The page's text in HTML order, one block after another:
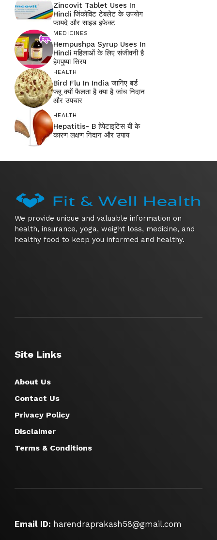
Zincovit Tablet Uses In
Hindi जिंकोविट टेबलेट के उपयोग
फायदे और साइड इफेक्ट
MEDICINES
Hempushpa Syrup Uses In
Hindi महिलाओं के लिए संजीवनी है
हेमपुष्पा सिरप
HEALTH
Bird Flu In India जानिए बर्ड
फ्लू क्यों फैलता है क्या है जांच निदान
और उपचार
HEALTH
Hepatitis- B हेपेटाइटिस बी के
कारण लक्षण निदान और उपाय
We provide unique and valuable information on
health, insurance, yoga, weight loss, medicine, and
healthy food to keep you informed and healthy.
Site Links
About Us
Contact Us
Privacy Policy
Disclaimer
Terms & Conditions
Email ID: harendraprakash58@gmail.com